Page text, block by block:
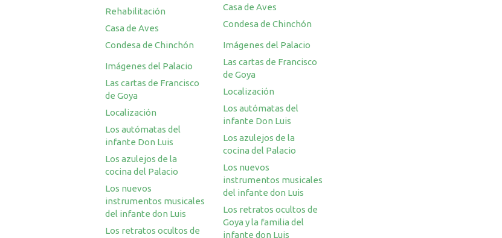
Rehabilitación
Casa de Aves
Condesa de Chinchón
Imágenes del Palacio
Las cartas de Francisco
de Goya
Localización
Los autómatas del
infante Don Luis
Los azulejos de la
cocina del Palacio
Los nuevos
instrumentos musicales
del infante don Luis
Los retratos ocultos de
Casa de Aves
Condesa de Chinchón
Imágenes del Palacio
Las cartas de Francisco
de Goya
Localización
Los autómatas del
infante Don Luis
Los azulejos de la
cocina del Palacio
Los nuevos
instrumentos musicales
del infante don Luis
Los retratos ocultos de
Goya y la familia del
infante don Luis